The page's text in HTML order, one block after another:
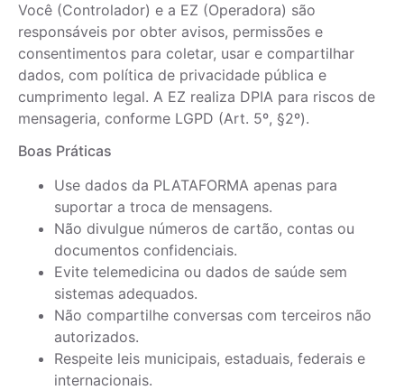
Você (Controlador) e a EZ (Operadora) são
responsáveis por obter avisos, permissões e
consentimentos para coletar, usar e compartilhar
dados, com política de privacidade pública e
cumprimento legal. A EZ realiza DPIA para riscos de
mensageria, conforme LGPD (Art. 5º, §2º).
Boas Práticas
Use dados da PLATAFORMA apenas para
suportar a troca de mensagens.
Não divulgue números de cartão, contas ou
documentos confidenciais.
Evite telemedicina ou dados de saúde sem
sistemas adequados.
Não compartilhe conversas com terceiros não
autorizados.
Respeite leis municipais, estaduais, federais e
internacionais.